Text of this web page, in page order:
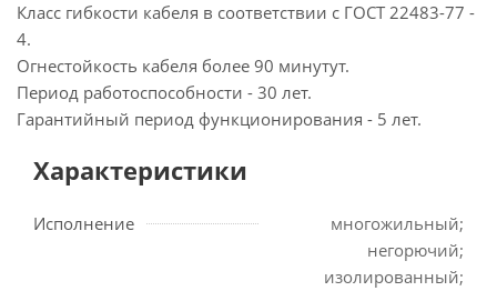
Класс гибкости кабеля в соответствии с ГОСТ 22483-77 -
4.
Огнестойкость кабеля более 90 минутут.
Период работоспособности - 30 лет.
Гарантийный период функционирования - 5 лет.
Характеристики
Исполнение
многожильный;
негорючий;
изолированный;